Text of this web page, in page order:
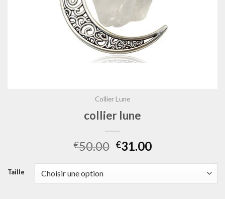
Collier Lune
collier lune
€50.00 €31.00
Taille